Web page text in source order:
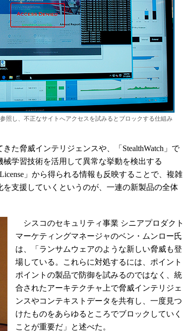
参照し、不正なサイトへアクセスを試みるとブロックする仕組み
た脅威インテリジェンスや、「StealthWatch」で
学習技術を活用して異常な挙動を検出する
License」から得られる情報も反映することで、複雑
支援していくというのが、一連の新製品の全体
シスコのセキュリティ事業 シニアプロダクト
マーケティングマネージャのベン・ムンロー氏
は、「ランサムウェアのような新しい脅威も登
場している。これらに対処するには、ポイント
ポイントの製品で防御を試みるのではなく、統
合されたアーキテクチャ上で脅威インテリジェ
ンスやコンテキストデータを共有し、一度見つ
けたものをあらゆるところでブロックしていく
ことが重要だ」と述べた。